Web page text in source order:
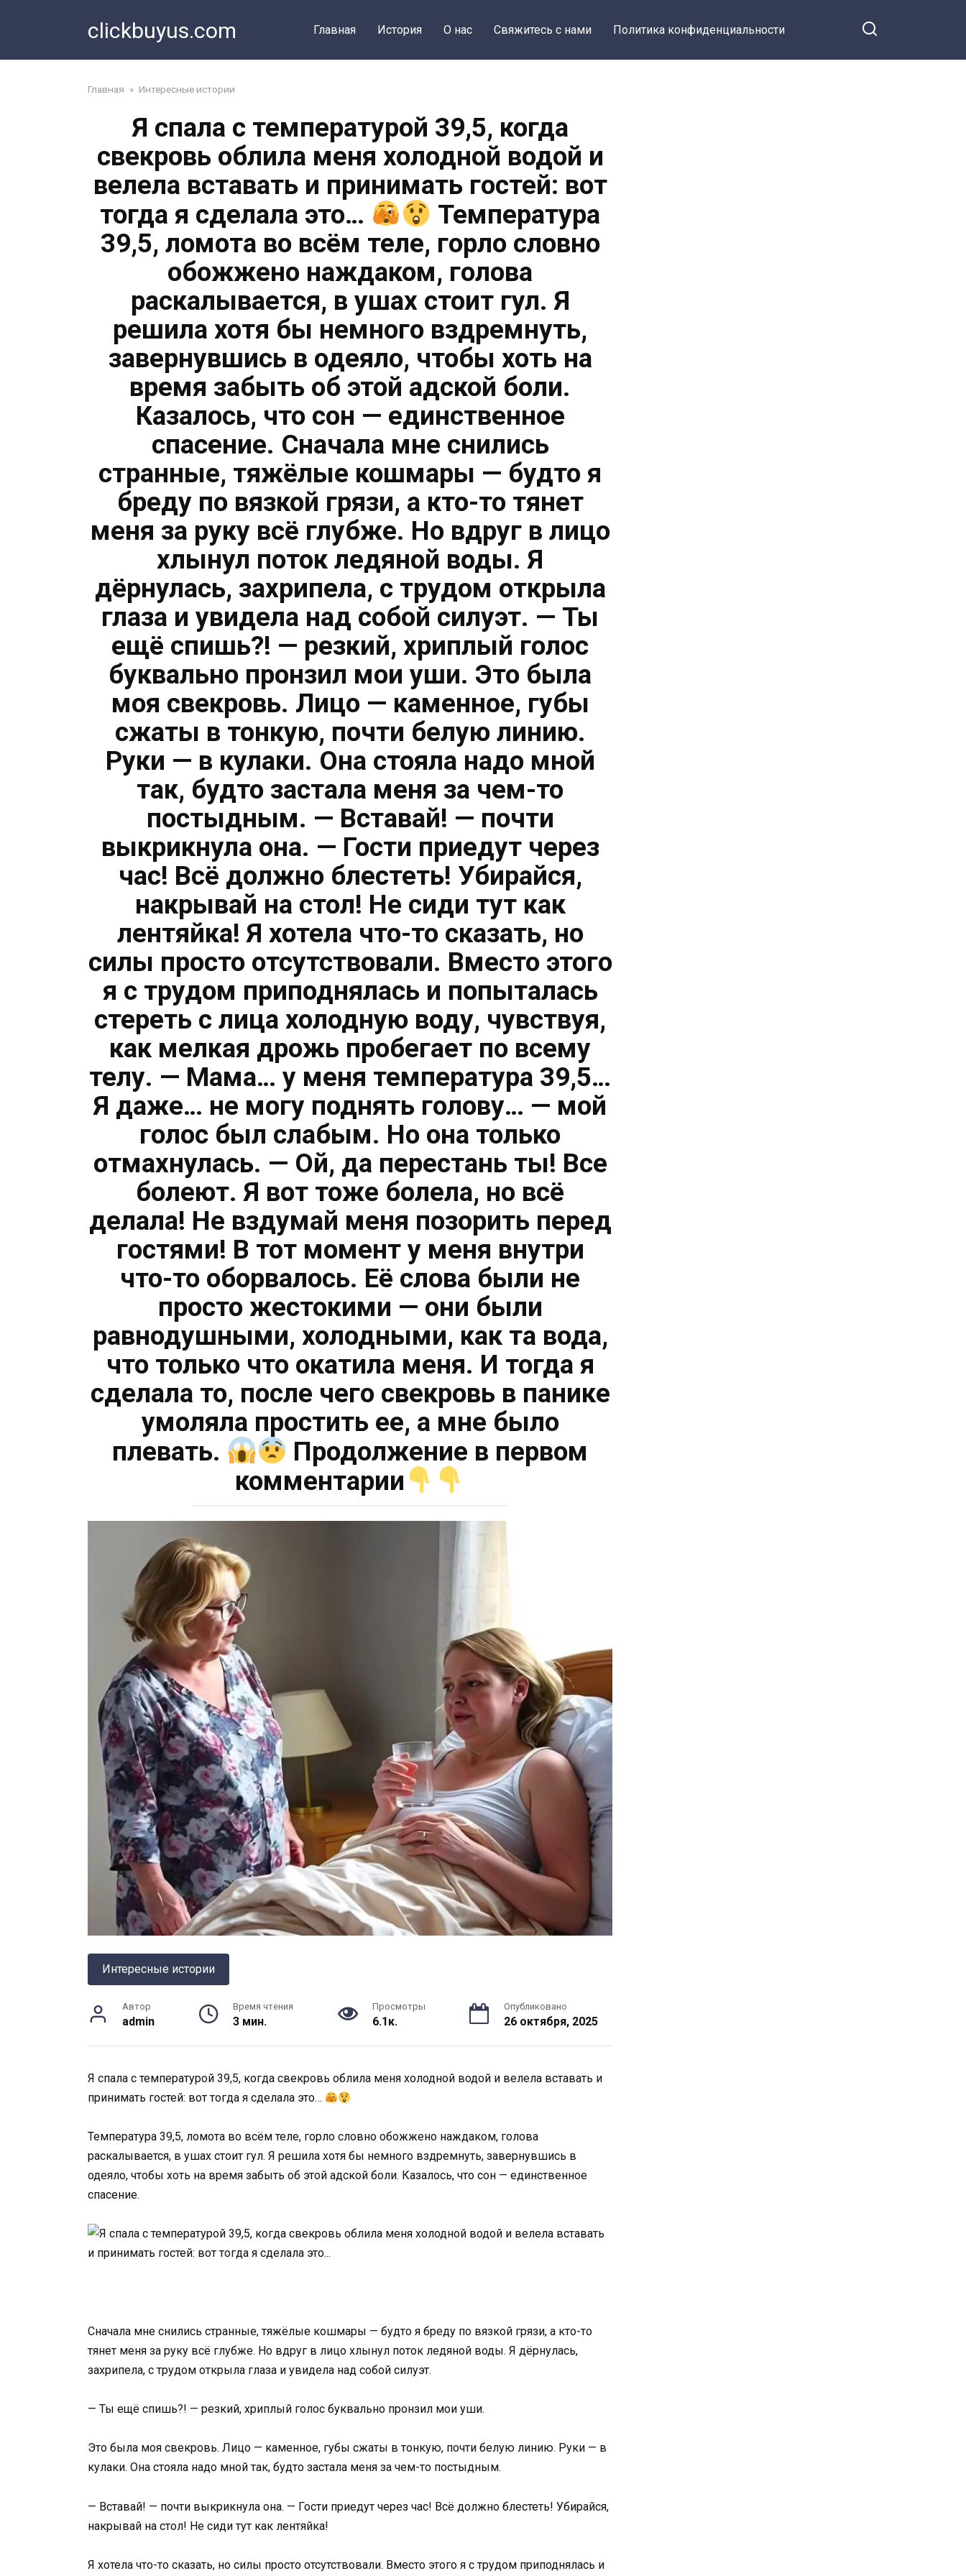
clickbuyus.com Главная История О нас Свяжитесь с нами Политика конфиденциальности
Главная » Интересные истории
Я спала с температурой 39,5, когда
свекровь облила меня холодной водой и
велела вставать и принимать гостей: вот
тогда я сделала это…
Температура
39,5, ломота во всём теле, горло словно
обожжено наждаком, голова
раскалывается, в ушах стоит гул. Я
решила хотя бы немного вздремнуть,
завернувшись в одеяло, чтобы хоть на
время забыть об этой адской боли.
Казалось, что сон — единственное
спасение. Сначала мне снились
странные, тяжёлые кошмары — будто я
бреду по вязкой грязи, а кто-то тянет
меня за руку всё глубже. Но вдруг в лицо
хлынул поток ледяной воды. Я
дёрнулась, захрипела, с трудом открыла
глаза и увидела над собой силуэт. — Ты
ещё спишь?! — резкий, хриплый голос
буквально пронзил мои уши. Это была
моя свекровь. Лицо — каменное, губы
сжаты в тонкую, почти белую линию.
Руки — в кулаки. Она стояла надо мной
так, будто застала меня за чем-то
постыдным. — Вставай! — почти
выкрикнула она. — Гости приeдут через
час! Всё должно блестеть! Убирайся,
накрывай на стол! Не сиди тут как
лентяйка! Я хотела что-то сказать, но
силы просто отсутствовали. Вместо этого
я с трудом приподнялась и попыталась
стереть с лица холодную воду, чувствуя,
как мелкая дрожь пробегает по всему
телу. — Мама… у меня температура 39,5…
Я даже… не могу поднять голову… — мой
голос был слабым. Но она только
отмахнулась. — Ой, да перестань ты! Все
болеют. Я вот тоже болела, но всё
делала! Не вздумай меня позорить перед
гостями! В тот момент у меня внутри
что-то оборвалось. Её слова были не
просто жестокими — они были
равнодушными, холодными, как та вода,
что только что окатила меня. И тогда я
сделала то, после чего свекровь в панике
умоляла простить ее, а мне было
плевать.
Продолжение в первом
комментарии
Интересные истории
Автор
admin
Время чтения
3 мин.
Просмотры
6.1к.
Опубликовано
26 октября, 2025
Я спала с температурой 39,5, когда свекровь облила меня холодной водой и велела вставать и
принимать гостей: вот тогда я сделала это…
Температура 39,5, ломота во всём теле, горло словно обожжено наждаком, голова
раскалывается, в ушах стоит гул. Я решила хотя бы немного вздремнуть, завернувшись в
одеяло, чтобы хоть на время забыть об этой адской боли. Казалось, что сон — единственное
спасение.
Сначала мне снились странные, тяжёлые кошмары — будто я бреду по вязкой грязи, а кто-то
тянет меня за руку всё глубже. Но вдруг в лицо хлынул поток ледяной воды. Я дёрнулась,
захрипела, с трудом открыла глаза и увидела над собой силуэт.
— Ты ещё спишь?! — резкий, хриплый голос буквально пронзил мои уши.
Это была моя свекровь. Лицо — каменное, губы сжаты в тонкую, почти белую линию. Руки — в
кулаки. Она стояла надо мной так, будто застала меня за чем-то постыдным.
— Вставай! — почти выкрикнула она. — Гости приeдут через час! Всё должно блестеть! Убирайся,
накрывай на стол! Не сиди тут как лентяйка!
Я хотела что-то сказать, но силы просто отсутствовали. Вместо этого я с трудом приподнялась и